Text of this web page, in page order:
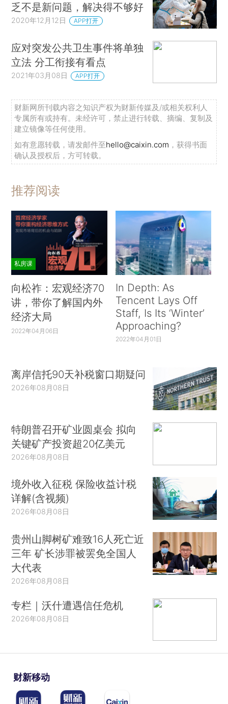
乏不是新问题，解决得不够好
2020年12月12日 APP打开
应对突发公共卫生事件将单独
立法 分工衔接有看点
2021年03月08日 APP打开
财新网所刊载内容之知识产权为财新传媒及/或相关权利人
专属所有或持有。未经许可，禁止进行转载、摘编、复制及
建立镜像等任何使用。
如有意愿转载，请发邮件至hello@caixin.com ，获得书面
确认及授权后，方可转载。
推荐阅读
私房课
向松祚：宏观经济70
讲，带你了解国内外
经济大局
2022年04月06日
In Depth: As
Tencent Lays Off
Staff, Is Its ‘Winter’
Approaching?
2022年04月01日
离岸信托90天补税窗口期疑问
2026年08月08日
特朗普召开矿业圆桌会 拟向
关键矿产投资超20亿美元
2026年08月08日
境外收入征税 保险收益计税
详解(含视频)
2026年08月08日
贵州山脚树矿难致16人死亡近
三年 矿长涉罪被罢免全国人
大代表
2026年08月08日
专栏｜沃什遭遇信任危机
2026年08月08日
财新移动